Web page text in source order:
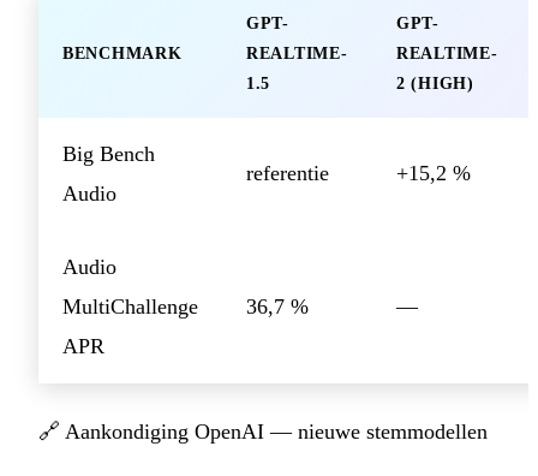
BENCHMARK
GPT-
REALTIME-
1.5
GPT-
REALTIME-
2 (HIGH)
Big Bench
Audio
referentie +15,2 %
Audio
MultiChallenge
APR
36,7 % —
🔗 Aankondiging OpenAI — nieuwe stemmodellen